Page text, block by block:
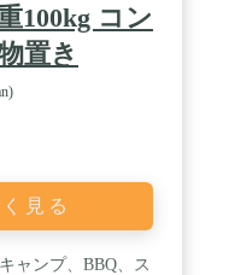
100kg コン
置き
見る
ャンプ、BBQ、ス